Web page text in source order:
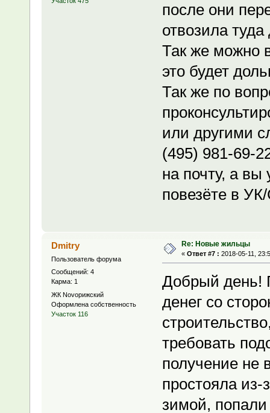
после они
отвозила
Так же можно
это будет
Так же по
или другими
(495) 981-69-
на почту, а
повезёте в
Dmitry
Пользователь форума
Сообщений: 4
Карма: 1
ЖК Novoрижский
Оформлена собственность
Участок 116
Re: Новые жильцы
« Ответ #7 : 2018-05-11,
Добрый день!
денег со
требовать
получение не
простояла из-
зимой,